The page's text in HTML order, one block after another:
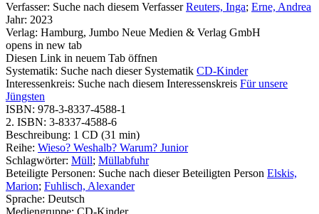
Verfasser: Suche nach diesem Verfasser Reuters, Inga; Erne, Andrea
Jahr: 2023
Verlag: Hamburg, Jumbo Neue Medien & Verlag GmbH
opens in new tab
Diesen Link in neuem Tab öffnen
Systematik: Suche nach dieser Systematik CD-Kinder
Interessenkreis: Suche nach diesem Interessenskreis Für unsere
Jüngsten
ISBN: 978-3-8337-4588-1
2. ISBN: 3-8337-4588-6
Beschreibung: 1 CD (31 min)
Reihe: Wieso? Weshalb? Warum? Junior
Schlagwörter: Müll; Müllabfuhr
Beteiligte Personen: Suche nach dieser Beteiligten Person Elskis,
Marion; Fuhlisch, Alexander
Sprache: Deutsch